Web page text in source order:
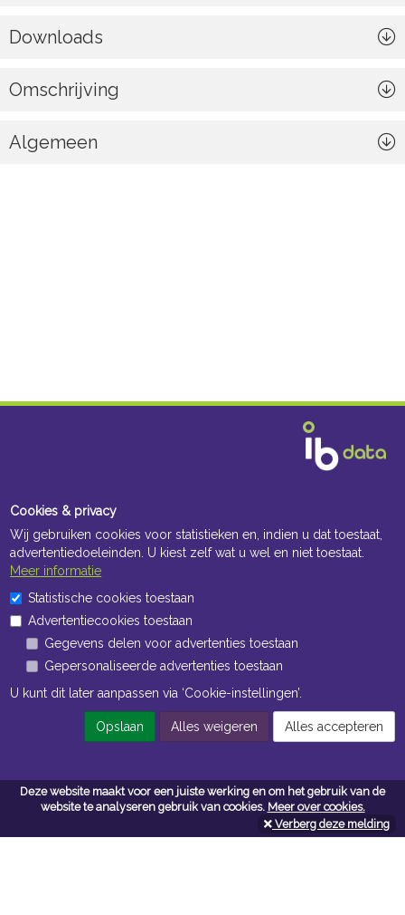
Deze website maakt voor een juiste werking en om het gebruik van de
website te analyseren gebruik van cookies. Meer over cookies.
Verberg deze melding
Downloads
Omschrijving
Algemeen
Openingstijden Kantoor
ma t/m vr 8:30 uur tot 17:00 uur
Openingstijden Magazijn
ma t/m vr 7:00 uur tot 16:30 uur
Navigatie
Algemene voorwaarden
Cookies & privacy
Wij gebruiken cookies voor statistieken en, indien u dat toestaat,
advertentiedoeleinden. U kiest zelf wat u wel en niet toestaat.
Meer informatie
Statistische cookies toestaan
Advertentiecookies toestaan
Gegevens delen voor advertenties toestaan
Gepersonaliseerde advertenties toestaan
U kunt dit later aanpassen via ‘Cookie-instellingen’.
Opslaan Alles weigeren Alles accepteren